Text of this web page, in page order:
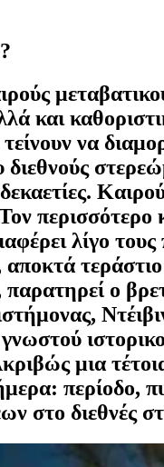
και
να
διεθνούς
περισσότερο
λίγο
τεράστιο
παρατηρεί ο
μια
περίοδο,
στο διεθνές